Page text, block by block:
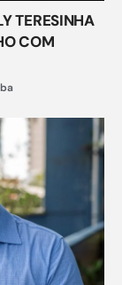
TERESINHA
COM